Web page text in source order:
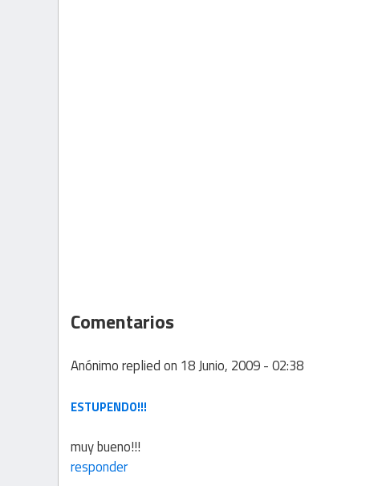
Comentarios
Anónimoreplied on 18 Junio, 2009 - 02:38
ESTUPENDO!!!
muy bueno!!!
responder